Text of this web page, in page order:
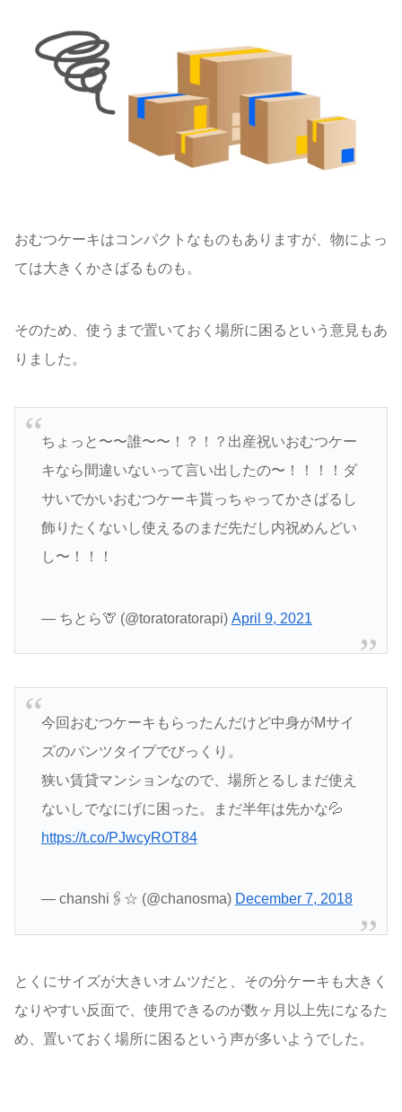
おむつケーキはコンパクトなものもありますが、物によっ
ては大きくかさばるものも。
そのため、使うまで置いておく場所に困るという意見もあ
りました。
ちょっと〜〜誰〜〜！？！？出産祝いおむつケー
キなら間違いないって言い出したの〜！！！！ダ
サいでかいおむつケーキ貰っちゃってかさばるし
飾りたくないし使えるのまだ先だし内祝めんどい
し〜！！！
— ちとら🦒 (@toratoratorapi) April 9, 2021
今回おむつケーキもらったんだけど中身がMサイ
ズのパンツタイプでびっくり。
狭い賃貸マンションなので、場所とるしまだ使え
ないしでなにげに困った。まだ半年は先かな💦
https://t.co/PJwcyROT84
— chanshi🖇️☆ (@chanosma) December 7, 2018
とくにサイズが大きいオムツだと、その分ケーキも大きく
なりやすい反面で、使用できるのが数ヶ月以上先になるた
め、置いておく場所に困るという声が多いようでした。